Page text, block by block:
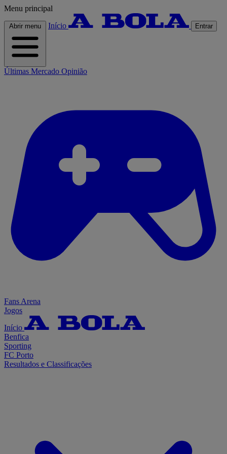
Menu principal
Abrir menu Início Entrar
Últimas Mercado Opinião
Fans Arena
Jogos
Início
Benfica
Sporting
FC Porto
Resultados e Classificações